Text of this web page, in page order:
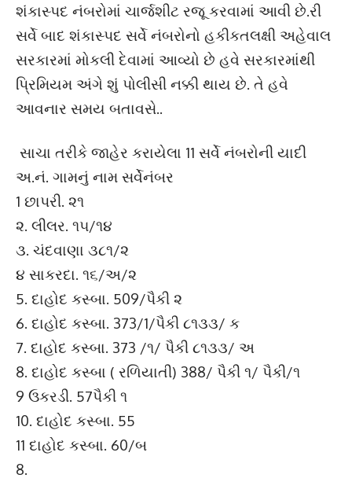
શંકાસ્પદ નંબરોમાં ચાર્જશીટ રજૂ કરવામાં આવી છે.રી
સર્વે બાદ શંકાસ્પદ સર્વે નંબરોનો હકીકતલક્ષી અહેવાલ
સરકારમાં મોકલી દેવામાં આવ્યો છે હવે સરકારમાંથી
પ્રિમિયમ અંગે શું પોલીસી નક્કી થાય છે. તે હવે
આવનાર સમય બતાવસે..
સાચા તરીકે જાહેર કરાયેલા 11 સર્વે નંબરોની યાદી
અ.નં. ગામનું નામ સર્વેનંબર
1 છાપરી. ૨૧
૨. લીલર. ૧૫/૧૪
૩. ચંદવાણા ૩૮૧/૨
૪ સાકરદા. ૧૬/અ/૨
5. દાહોદ કસ્બા. 509/પૈકી ૨
6. દાહોદ કસ્બા. 373/1/પૈકી ૮૧૩૩/ ક
7. દાહોદ કસ્બા. 373 /૧/ પૈકી ૮૧૩૩/ અ
8. દાહોદ કસ્બા ( રળિયાતી) 388/ પૈકી ૧/ પૈકી/૧
9 ઉકરડી. 57પૈકી ૧
10. દાહોદ કસ્બા. 55
11 દાહોદ કસ્બા. 60/બ
8.